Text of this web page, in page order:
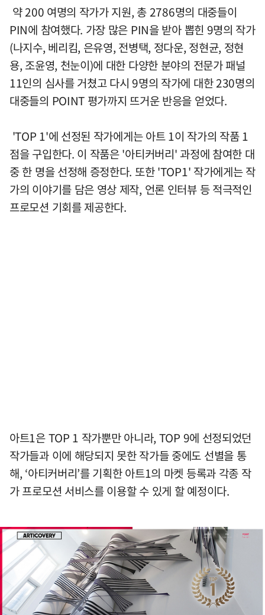
약 200 여명의 작가가 지원, 총 2786명의 대중들이
PIN에 참여했다. 가장 많은 PIN을 받아 뽑힌 9명의 작가
(나지수, 베리킴, 은유영, 전병택, 정다운, 정현균, 정현
용, 조윤영, 천눈이)에 대한 다양한 분야의 전문가 패널
11인의 심사를 거쳤고 다시 9명의 작가에 대한 230명의
대중들의 POINT 평가까지 뜨거운 반응을 얻었다.
'TOP 1'에 선정된 작가에게는 아트 1이 작가의 작품 1
점을 구입한다. 이 작품은 '아티커버리' 과정에 참여한 대
중 한 명을 선정해 증정한다. 또한 'TOP1' 작가에게는 작
가의 이야기를 담은 영상 제작, 언론 인터뷰 등 적극적인
프로모션 기회를 제공한다.
아트1은 TOP 1 작가뿐만 아니라, TOP 9에 선정되었던
작가들과 이에 해당되지 못한 작가들 중에도 선별을 통
해, ‘아티커버리’를 기획한 아트1의 마켓 등록과 각종 작
가 프로모션 서비스를 이용할 수 있게 할 예정이다.